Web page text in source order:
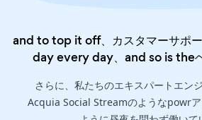
and to top it off、カスタマーサポ
day every day、and so is the
さらに、私たちのエキスパートエン
Acquia Social Streamのようなpowrア